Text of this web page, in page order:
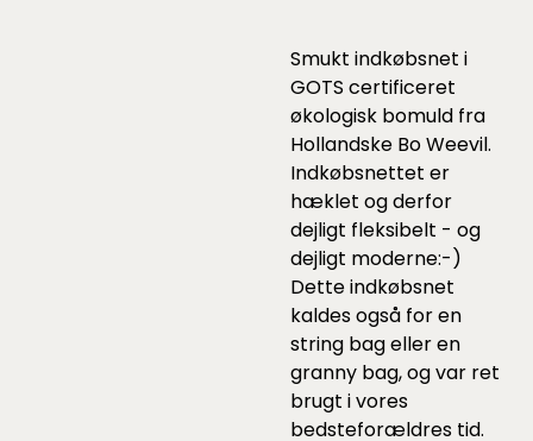
Smukt indkøbsnet i
GOTS certificeret
økologisk bomuld fra
Hollandske Bo Weevil.
Indkøbsnettet er
hæklet og derfor
dejligt fleksibelt - og
dejligt moderne:-)
Dette indkøbsnet
kaldes også for en
string bag eller en
granny bag, og var ret
brugt i vores
bedsteforældres tid.